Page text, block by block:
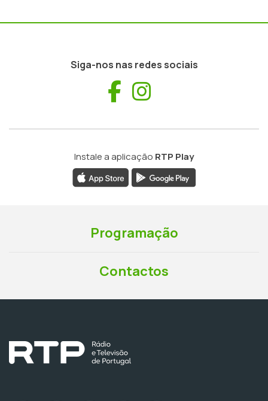
Siga-nos nas redes sociais
Facebook
Instale a aplicação RTP Play
Programação
Contactos